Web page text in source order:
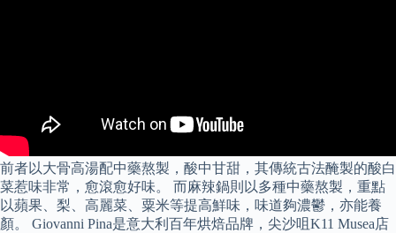
前者以大骨高湯配中藥熬製，酸中甘甜，其傳統古法醃製的酸白
菜惹味非常，愈滾愈好味。 而麻辣鍋則以多種中藥熬製，重點
以蘋果、梨、高麗菜、粟米等提高鮮味，味道夠濃鬱，亦能養
顏。 Giovanni Pina是意大利百年烘焙品牌，尖沙咀K11 Musea店